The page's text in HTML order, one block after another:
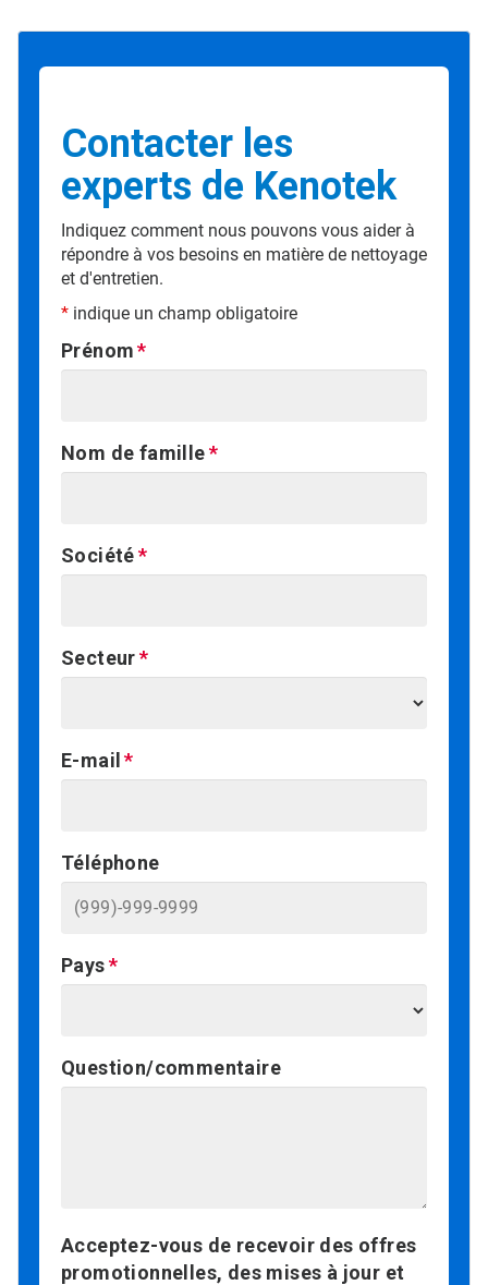
Contacter les
experts de Kenotek
Indiquez comment nous pouvons vous aider à
répondre à vos besoins en matière de nettoyage
et d'entretien.
* indique un champ obligatoire
Prénom
Nom de famille
Société
Secteur
E-mail
Téléphone
Pays
Question/commentaire
Acceptez-vous de recevoir des offres
promotionnelles, des mises à jour et